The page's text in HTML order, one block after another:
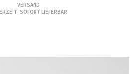
VERSAND
SOFORT LIEFERBAR